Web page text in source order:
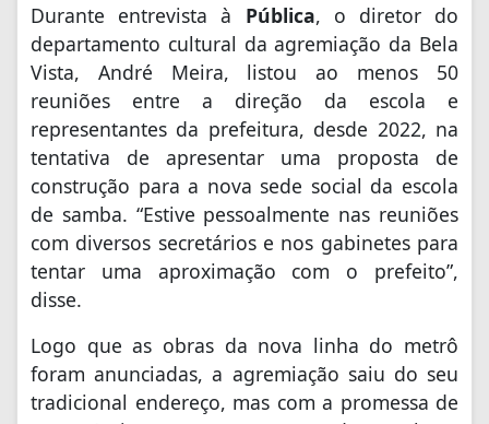
Durante entrevista à Pública, o diretor do
departamento cultural da agremiação da Bela
Vista, André Meira, listou ao menos 50
reuniões entre a direção da escola e
representantes da prefeitura, desde 2022, na
tentativa de apresentar uma proposta de
construção para a nova sede social da escola
de samba. “Estive pessoalmente nas reuniões
com diversos secretários e nos gabinetes para
tentar uma aproximação com o prefeito”,
disse.
Logo que as obras da nova linha do metrô
foram anunciadas, a agremiação saiu do seu
tradicional endereço, mas com a promessa de